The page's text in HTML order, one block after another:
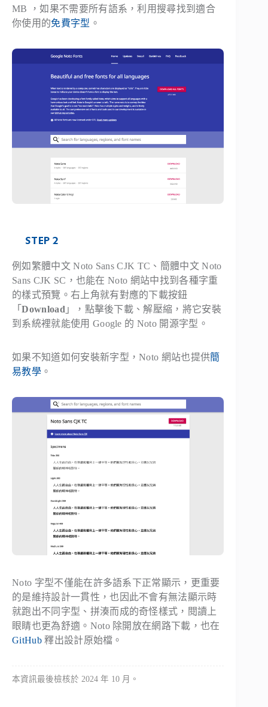
MB ，如果不需要所有語系，利用搜尋找到適合
你使用的免費字型 。
STEP 2
例如繁體中文 Noto Sans CJK TC、簡體中文 Noto
Sans CJK SC，也能在 Noto 網站中找到各種字重
的樣式預覽。右上角就有對應的下載按鈕
「Download 」，點擊後下載、解壓縮，將它安裝
到系統裡就能使用 Google 的 Noto 開源字型。
如果不知道如何安裝新字型，Noto 網站也提供簡
易教學。
Noto 字型不僅能在許多語系下正常顯示，更重要
的是維持設計一貫性，也因此不會有無法顯示時
就跑出不同字型、拼湊而成的奇怪樣式，閱讀上
眼睛也更為舒適。Noto 除開放在網路下載，也在
GitHub釋出設計原始檔。
本資訊最後檢核於 2024 年 10 月。